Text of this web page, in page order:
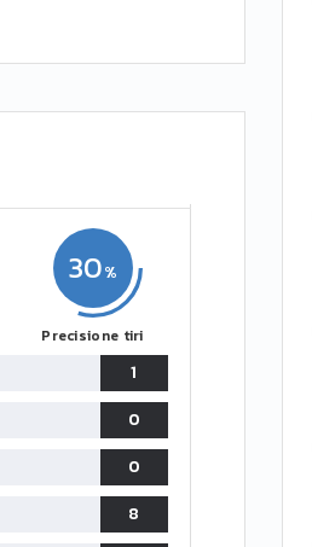
30
Precisione tiri
1
0
0
8